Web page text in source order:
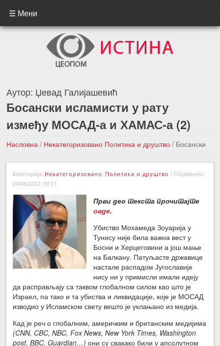
☰ Мени
Аутор: Џевад Галијашевић
Босански исламисти у рату
између МОСАД-а и ХАМАС-а (2)
Насловна / Некатегоризовано Политика и друштво / Босански
исламисти у рату између МОСАД-а и ХАМАС-а (2)
←Претходна вест
Следећа вест →
Категорија: Некатегоризовано , Политика и друштво / Објављено:
24/06/2022, 00:11
Први део текста прочитајте
овде.
Убиство Мохамеда Зоуарија у
Тунису није била важна вест у
Босни и Херцеговини а још мање
на Балкану. Патуљасте државице
настале распадом Југославије
нису ни у примисли имали идеју
да расправљају са таквом глобалном силом као што је
Израел, па тако и та убиства и ликвидације, које је МОСАД
изводио у Исламском свету вешто је уклањано из медија.
Кад је реч о глобалним, америчким и британским медијима
(CNN, CBC, NBC, Fox News, New York Times, Washington
post, BBC, Guardian…)они су свакако били у апсолутном